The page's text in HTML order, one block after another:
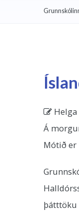
Á
Mótið er
þátttöku